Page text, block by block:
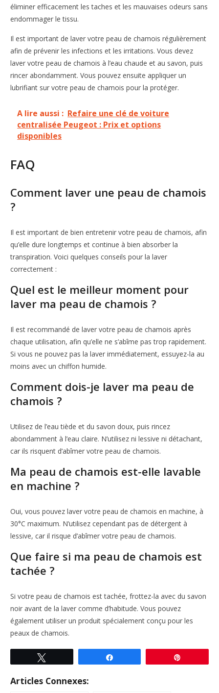
éliminer efficacement les taches et les mauvaises odeurs sans
endommager le tissu.
Il est important de laver votre peau de chamois régulièrement
afin de prévenir les infections et les irritations. Vous devez
laver votre peau de chamois à l’eau chaude et au savon, puis
rincer abondamment. Vous pouvez ensuite appliquer un
lubrifiant sur votre peau de chamois pour la protéger.
A lire aussi : Refaire une clé de voiture
centralisée Peugeot : Prix et options
disponibles
FAQ
Comment laver une peau de chamois
?
Il est important de bien entretenir votre peau de chamois, afin
qu’elle dure longtemps et continue à bien absorber la
transpiration. Voici quelques conseils pour la laver
correctement :
Quel est le meilleur moment pour
laver ma peau de chamois ?
Il est recommandé de laver votre peau de chamois après
chaque utilisation, afin qu’elle ne s’abîme pas trop rapidement.
Si vous ne pouvez pas la laver immédiatement, essuyez-la au
moins avec un chiffon humide.
Comment dois-je laver ma peau de
chamois ?
Utilisez de l’eau tiède et du savon doux, puis rincez
abondamment à l’eau claire. N’utilisez ni lessive ni détachant,
car ils risquent d’abîmer votre peau de chamois.
Ma peau de chamois est-elle lavable
en machine ?
Oui, vous pouvez laver votre peau de chamois en machine, à
30°C maximum. N’utilisez cependant pas de détergent à
lessive, car il risque d’abîmer votre peau de chamois.
Que faire si ma peau de chamois est
tachée ?
Si votre peau de chamois est tachée, frottez-la avec du savon
noir avant de la laver comme d’habitude. Vous pouvez
également utiliser un produit spécialement conçu pour les
peaux de chamois.
Articles Connexes: